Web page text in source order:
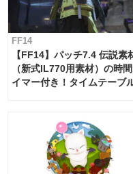
FF14
【FF14】パッチ7.4 伝説素
（新式IL770用素材）の時
イマー付き！タイムテーブ